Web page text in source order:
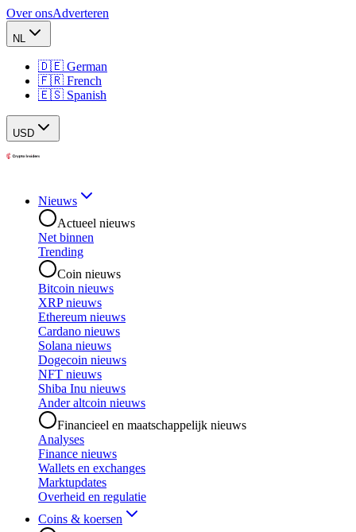
Over onsAdverteren
NL
🇩🇪 German
🇫🇷 French
🇪🇸 Spanish
USD
Nieuws
Actueel nieuws
Net binnen
Trending
Coin nieuws
Bitcoin nieuws
XRP nieuws
Ethereum nieuws
Cardano nieuws
Solana nieuws
Dogecoin nieuws
NFT nieuws
Shiba Inu nieuws
Ander altcoin nieuws
Financieel en maatschappelijk nieuws
Analyses
Finance nieuws
Wallets en exchanges
Marktupdates
Overheid en regulatie
Coins & koersen